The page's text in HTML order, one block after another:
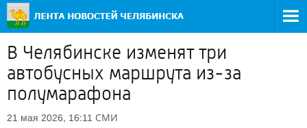
В Челябинске изменят три
автобусных маршрута из-за
полумарафона
21 мая 2026, 16:11 СМИ